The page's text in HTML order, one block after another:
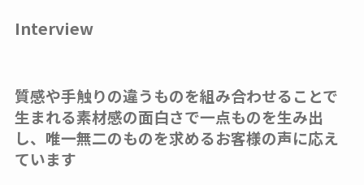
Interview
質感や手触りの違うものを組み合わせることで
生まれる素材感の面白さで一点ものを生み出
し、唯一無二のものを求めるお客様の声に応え
ています